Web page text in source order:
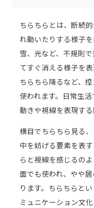
ちらちらとは、断続
れ動いたりする様子を
雪、光など、不規則
てすぐ消える様子を
ちらちら降るなど、
使われます。日常生
動きや視線を表現する
横目でちらちら見る
中を妨げる要素を表
らと視線を感じるの
面でも使われ、やや
ります。ちらちらと
ミュニケーション文化